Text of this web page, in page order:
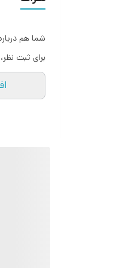
شما هم
برای ثبت